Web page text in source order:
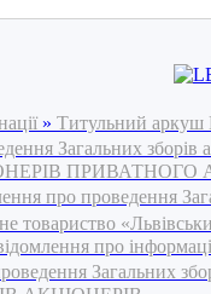
» Титульний аркуш
Загальних
про проведення
про
Загальних